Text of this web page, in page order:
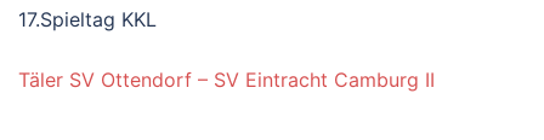
17.Spieltag KKL
Täler SV Ottendorf – SV Eintracht Camburg II